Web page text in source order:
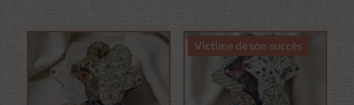
Victime de son succès